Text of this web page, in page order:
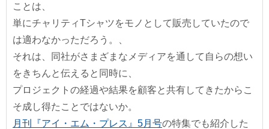
ことは、
単にチャリティTシャツをモノとして販売していたので
は適わなかっただろう。、
それは、同社がさまざまなメディアを通して自らの想い
をきちんと伝えると同時に、
プロジェクトの経過や結果を顧客と共有してきたからこ
そ成し得たことではないか。
月刊『アイ・エム・プレス』5月号の特集でも紹介した